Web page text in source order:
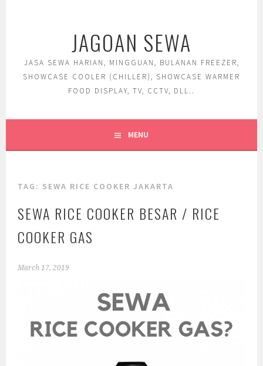
JAGOAN SEWA
JASA SEWA HARIAN, MINGGUAN, BULANAN FREEZER,
SHOWCASE COOLER (CHILLER), SHOWCASE WARMER
FOOD DISPLAY, TV, CCTV, DLL..
MENU
TAG: SEWA RICE COOKER JAKARTA
SEWA RICE COOKER BESAR / RICE
COOKER GAS
March 17, 2019